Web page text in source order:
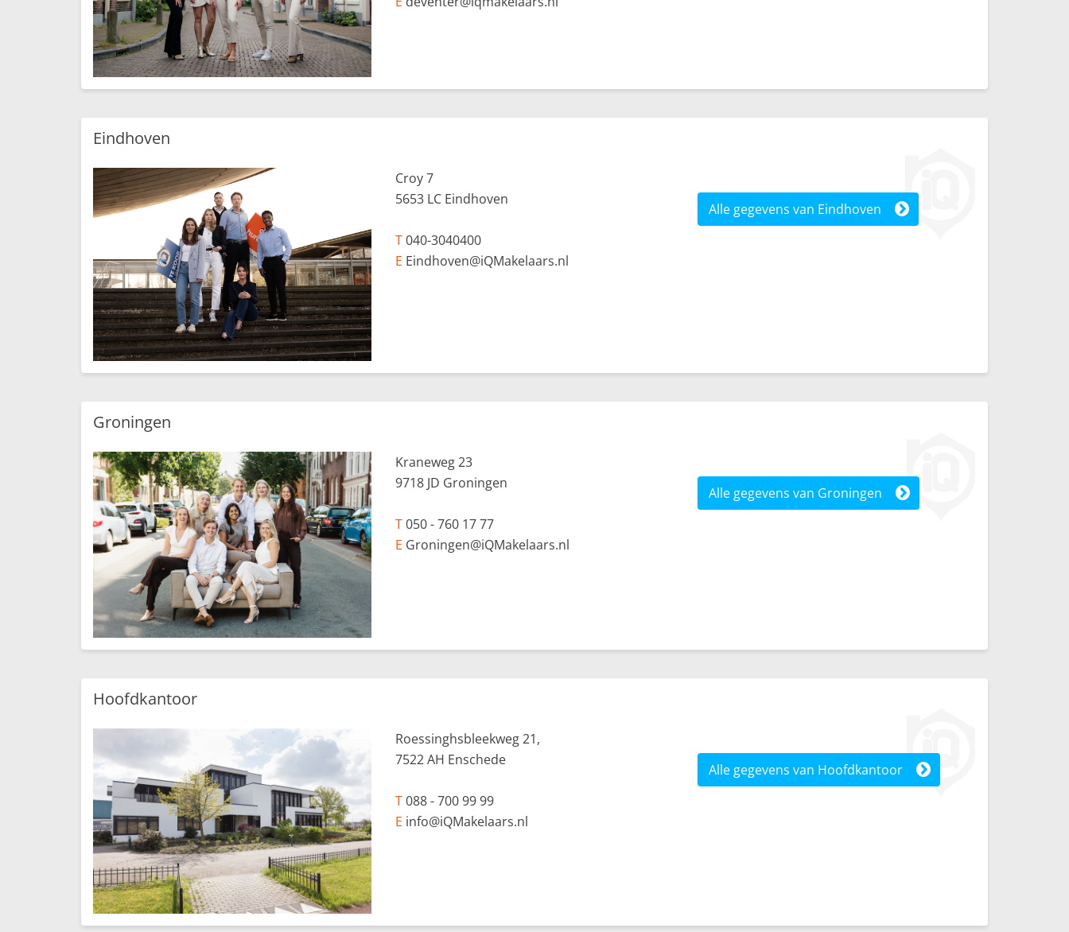
Eindhoven
Croy 7
5653 LC Eindhoven
T040-3040400
E Eindhoven@iQMakelaars.nl
Alle gegevens van Eindhoven
Groningen
Kraneweg 23
9718 JD Groningen
T050 - 760 17 77
E Groningen@iQMakelaars.nl
Alle gegevens van Groningen
Hoofdkantoor
Roessinghsbleekweg 21,
7522 AH Enschede
T088 - 700 99 99
E info@iQMakelaars.nl
Alle gegevens van Hoofdkantoor